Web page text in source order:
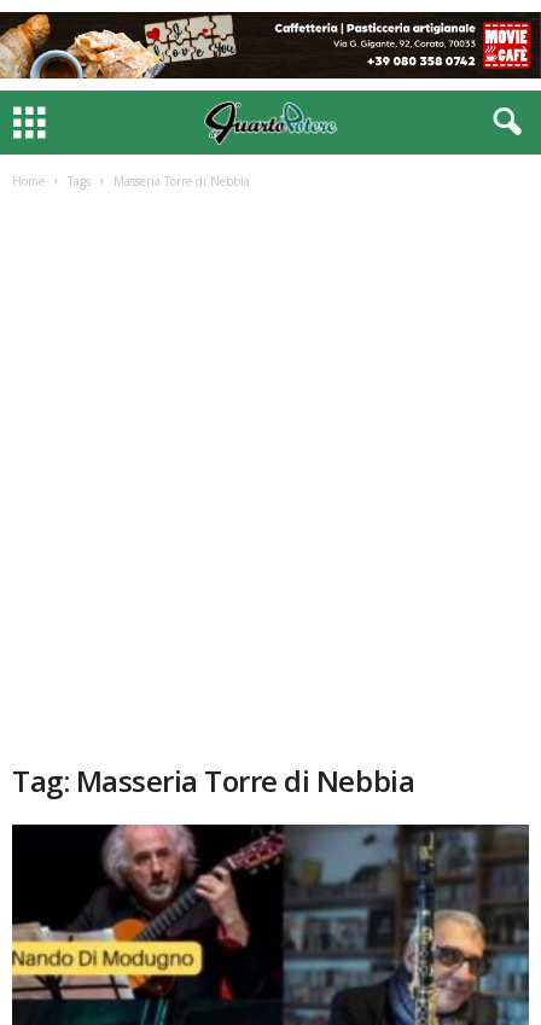
Home Tags Masseria Torre di Nebbia
Tag: Masseria Torre di Nebbia